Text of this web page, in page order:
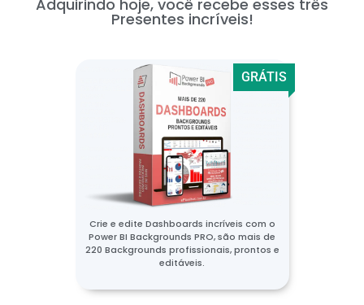
Adquirindo hoje, você recebe esses três
Presentes incríveis!
GRÁTIS
Crie e edite Dashboards incríveis com o
Power BI Backgrounds PRO, são mais de
220 Backgrounds profissionais, prontos e
editáveis.